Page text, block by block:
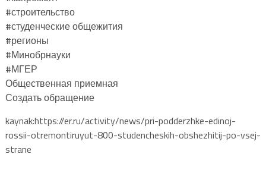
#строительство
#студенческие общежития
#регионы
#Минобрнауки
#‎МГЕР‬
Общественная приемная
Создать обращение
kaynak:https://er.ru/activity/news/pri-podderzhke-edinoj-
rossii-otremontiruyut-800-studencheskih-obshezhitij-po-vsej-
strane